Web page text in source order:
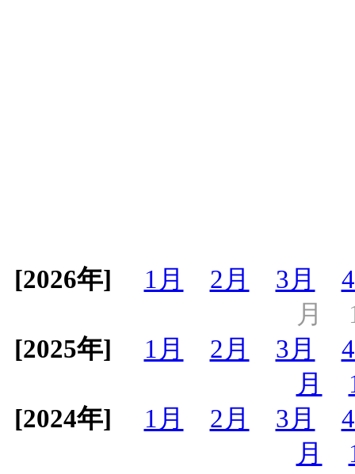
[2026年] 1月 2月 3月
月
[2025年]
1月 2月 3月
月
[2024年]
1月 2月 3月
月